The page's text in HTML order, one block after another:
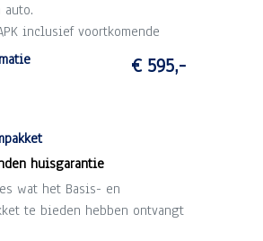
inclusief voortkomende
garantie op draaiende delen
€ 595,-
huisgarantie
wat het Basis- en
te bieden hebben ontvangt